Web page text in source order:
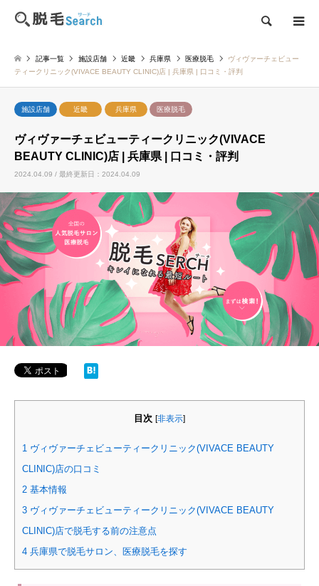
検索
記事一覧 施設店舗 近畿 兵庫県 医療脱毛
ヴィヴァーチェビュー
ティークリニック(VIVACE BEAUTY CLINIC)店 | 兵庫県 | 口コミ・評判
施設店舗 近畿 兵庫県 医療脱毛
ヴィヴァーチェビューティークリニック(VIVACE
BEAUTY CLINIC)店 | 兵庫県 | 口コミ・評判
2024.04.09 / 最終更新日：2024.04.09
目次 [非表示]
1 ヴィヴァーチェビューティークリニック(VIVACE BEAUTY
CLINIC)店の口コミ
2 基本情報
3 ヴィヴァーチェビューティークリニック(VIVACE BEAUTY
CLINIC)店で脱毛する前の注意点
4 兵庫県で脱毛サロン、医療脱毛を探す